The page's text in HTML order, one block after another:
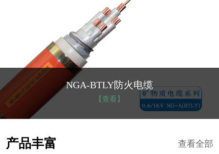
NGA-BTLY防火电缆
【查看】
查看全部
产品丰富